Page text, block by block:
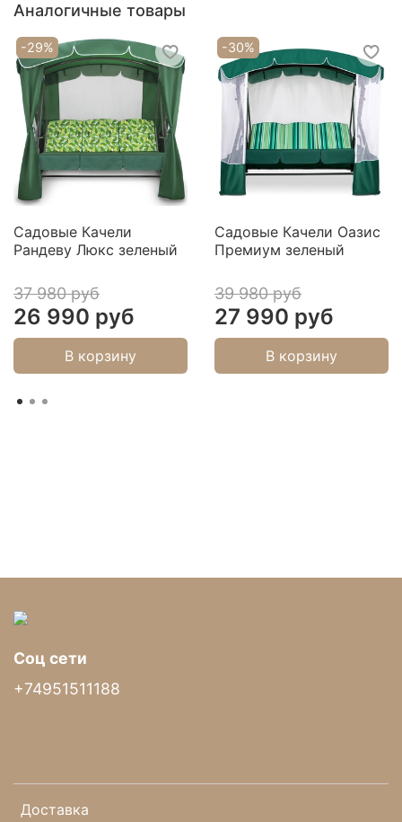
Габариты собранной качели
Размеры коробки
Аналогичные товары
-29%
Садовые Качели
Рандеву Люкс зеленый
37 980 руб
26 990 руб
В корзину
-30%
Садовые Качели Оазис
Премиум зеленый
39 980 руб
27 990 руб
В корзину
Доставка
Соц сети
+74951511188